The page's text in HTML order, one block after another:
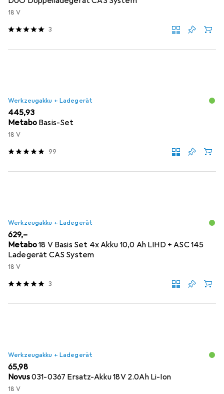
18 V
3
Werkzeugakku + Ladegerät
EUR
445,93
Metabo Basis-Set
18 V
99
Werkzeugakku + Ladegerät
EUR
629,–
Metabo18 V Basis Set 4x Akku 10,0 Ah LIHD + ASC 145
Ladegerät CAS System
18 V
3
Werkzeugakku + Ladegerät
EUR
65,98
Novus031-0367 Ersatz-Akku 18V 2.0Ah Li-Ion
18 V